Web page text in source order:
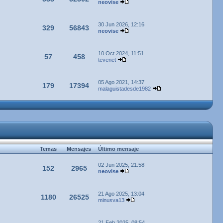
neovise
329 56843
30 Jun 2026, 12:16
neovise
57 458
10 Oct 2024, 11:51
tevenet
179 17394
05 Ago 2021, 14:37
malaguistadesde1982
TemasMensajesÚltimo mensaje
152 2965
02 Jun 2025, 21:58
neovise
1180 26525
21 Ago 2025, 13:04
minusva13